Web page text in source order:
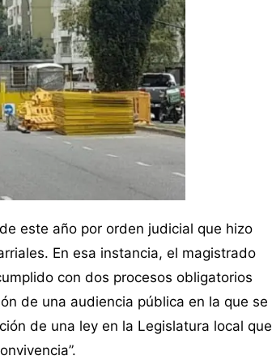
este año por orden judicial que hizo
En esa instancia, el magistrado
con dos procesos obligatorios
de una audiencia pública en la que se
de una ley en la Legislatura local que